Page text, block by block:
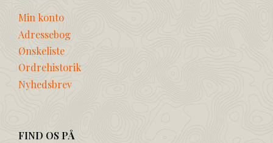
Min konto
Adressebog
Ønskeliste
Ordrehistorik
Nyhedsbrev
FIND OS PÅ